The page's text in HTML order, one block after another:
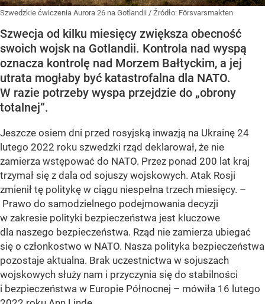
Szwedzkie ćwiczenia Aurora 26 na Gotlandii / Źródło: Försvarsmakten
Szwecja od kilku miesięcy zwiększa obecność
swoich wojsk na Gotlandii. Kontrola nad wyspą
oznacza kontrolę nad Morzem Bałtyckim, a jej
utrata mogłaby być katastrofalna dla NATO.
W razie potrzeby wyspa przejdzie do „obrony
totalnej”.
Jeszcze osiem dni przed rosyjską inwazją na Ukrainę 24
lutego 2022 roku szwedzki rząd deklarował, że nie
zamierza wstępować do NATO. Przez ponad 200 lat kraj
trzymał się z dala od sojuszy wojskowych. Atak Rosji
zmienił tę politykę w ciągu niespełna trzech miesięcy. –
Prawo do samodzielnego podejmowania decyzji
w zakresie polityki bezpieczeństwa jest kluczowe
dla naszego bezpieczeństwa. Rząd nie zamierza ubiegać
się o członkostwo w NATO. Nasza polityka bezpieczeństwa
pozostaje aktualna. Brak uczestnictwa w sojuszach
wojskowych służy nam i przyczynia się do stabilności
i bezpieczeństwa w Europie Północnej – mówiła 16 lutego